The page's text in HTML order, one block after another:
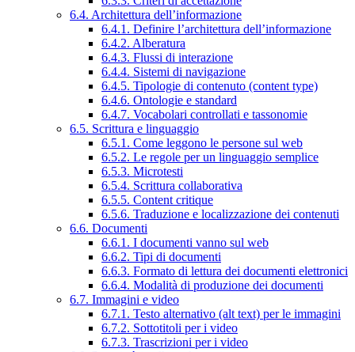
6.4. Architettura dell’informazione
6.4.1. Definire l’architettura dell’informazione
6.4.2. Alberatura
6.4.3. Flussi di interazione
6.4.4. Sistemi di navigazione
6.4.5. Tipologie di contenuto (content type)
6.4.6. Ontologie e standard
6.4.7. Vocabolari controllati e tassonomie
6.5. Scrittura e linguaggio
6.5.1. Come leggono le persone sul web
6.5.2. Le regole per un linguaggio semplice
6.5.3. Microtesti
6.5.4. Scrittura collaborativa
6.5.5. Content critique
6.5.6. Traduzione e localizzazione dei contenuti
6.6. Documenti
6.6.1. I documenti vanno sul web
6.6.2. Tipi di documenti
6.6.3. Formato di lettura dei documenti elettronici
6.6.4. Modalità di produzione dei documenti
6.7. Immagini e video
6.7.1. Testo alternativo (alt text) per le immagini
6.7.2. Sottotitoli per i video
6.7.3. Trascrizioni per i video